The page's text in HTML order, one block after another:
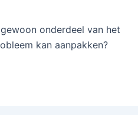
onderdeel van het
kan aanpakken?